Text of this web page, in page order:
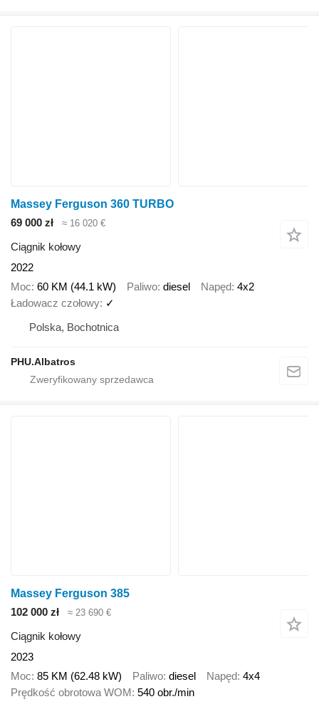
Massey Ferguson 360 TURBO
69 000 zł
≈ 16 020 €
Ciągnik kołowy
2022
Moc 60 KM (44.1 kW) Paliwo diesel Napęd 4x2
Ładowacz czołowy ✓
Polska, Bochotnica
PHU.Albatros
Massey Ferguson 385
102 000 zł
≈ 23 690 €
Ciągnik kołowy
2023
Moc 85 KM (62.48 kW) Paliwo diesel Napęd 4x4
Prędkość obrotowa WOM 540 obr./min